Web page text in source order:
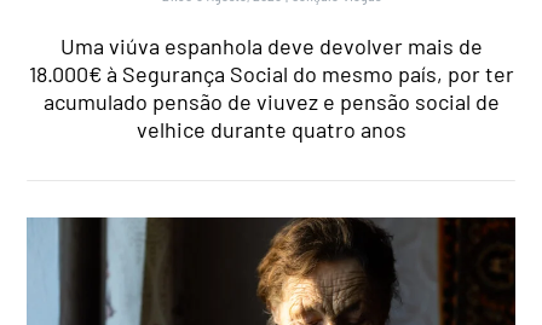
Uma viúva espanhola deve devolver mais de
18.000€ à Segurança Social do mesmo país, por ter
acumulado pensão de viuvez e pensão social de
velhice durante quatro anos